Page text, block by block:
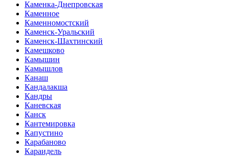
Каменка-Днепровская
Каменное
Каменномостский
Каменск-Уральский
Каменск-Шахтинский
Камешково
Камышин
Камышлов
Канаш
Кандалакша
Кандры
Каневская
Канск
Кантемировка
Капустино
Карабаново
Караидель